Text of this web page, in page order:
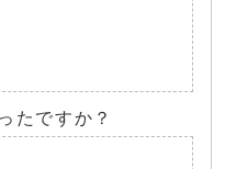
たですか？